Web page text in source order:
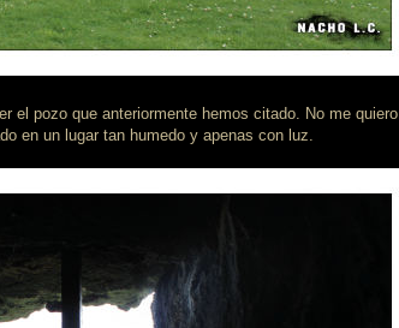
el pozo que anteriormente hemos citado. No me quiero
en un lugar tan humedo y apenas con luz.